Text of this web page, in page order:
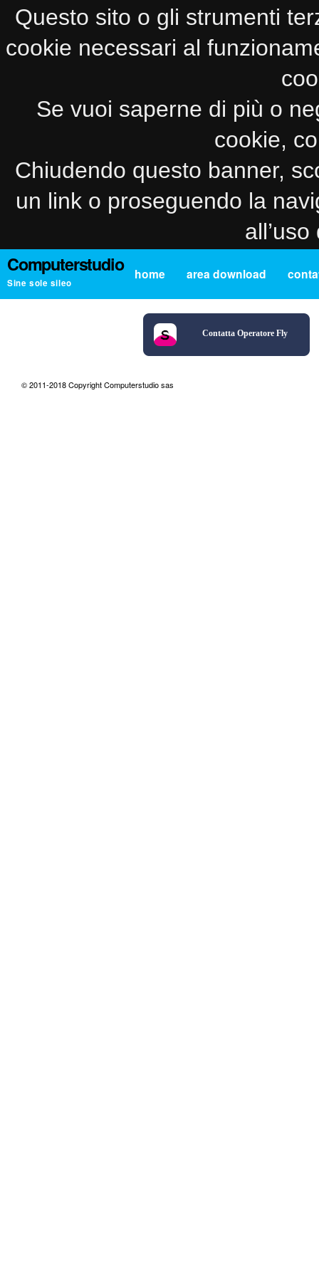
Questo sito o gli strumenti
cookie necessari al
Se vuoi saperne di più o
cookie,
Chiudendo questo banner,
un link o proseguendo la
Computerstudio
Sine sole sileo
home area download
Contatta Operatore Fly
© 2011-2018 Copyright Computerstudio sas